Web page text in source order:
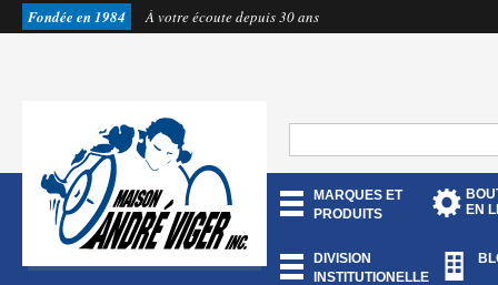
Fondée en 1984 À votre écoute depuis 30 ans
MARQUES ET
PRODUITS
EN
DIVISION
INSTITUTIONELLE